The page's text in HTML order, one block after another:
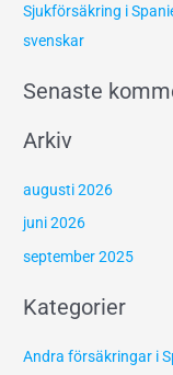
Sjukförsäkring i
svenskar
Senaste
Arkiv
augusti 2026
juni 2026
september 2025
Kategorier
Andra försäkringar i